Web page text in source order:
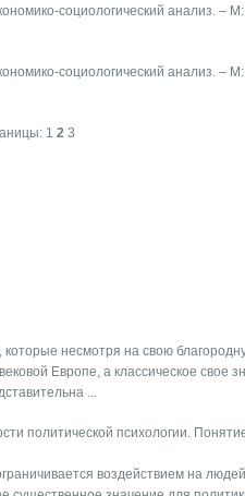
социологический анализ. –
социологический анализ. –
1 2 3
несмотря на свою
Европе, а классическое свое
...
политической психологии.
воздействием на